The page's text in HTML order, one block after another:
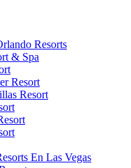
Resorts
& Spa
Resort
Resort
En Las Vegas